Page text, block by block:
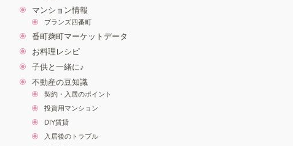
マンション情報
ブランズ四番町
番町麹町マーケットデータ
お料理レシピ
子供と一緒に♪
不動産の豆知識
契約・入居のポイント
投資用マンション
DIY賃貸
入居後のトラブル